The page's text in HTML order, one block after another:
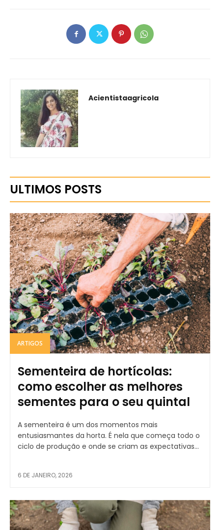
Acientistaagricola
ULTIMOS POSTS
ARTIGOS
Sementeira de hortícolas:
como escolher as melhores
sementes para o seu quintal
A sementeira é um dos momentos mais
entusiasmantes da horta. É nela que começa todo o
ciclo de produção e onde se criam as expectativas...
6 DE JANEIRO, 2026